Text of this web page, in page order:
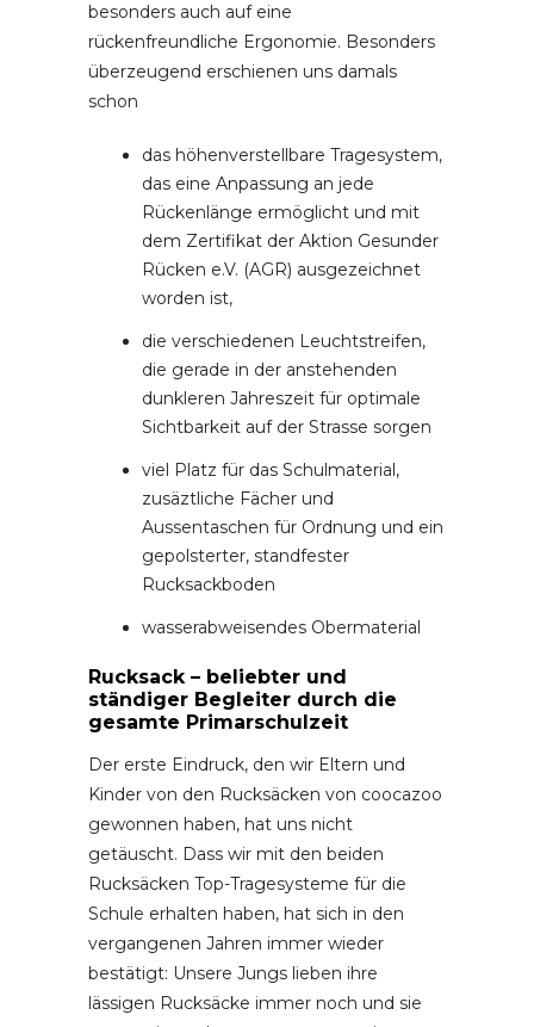
besonders auch auf eine
rückenfreundliche Ergonomie. Besonders
überzeugend erschienen uns damals
schon
das höhenverstellbare Tragesystem,
das eine Anpassung an jede
Rückenlänge ermöglicht und mit
dem Zertifikat der Aktion Gesunder
Rücken e.V. (AGR) ausgezeichnet
worden ist,
die verschiedenen Leuchtstreifen,
die gerade in der anstehenden
dunkleren Jahreszeit für optimale
Sichtbarkeit auf der Strasse sorgen
viel Platz für das Schulmaterial,
zusäztliche Fächer und
Aussentaschen für Ordnung und ein
gepolsterter, standfester
Rucksackboden
wasserabweisendes Obermaterial
Rucksack – beliebter und
ständiger Begleiter durch die
gesamte Primarschulzeit
Der erste Eindruck, den wir Eltern und
Kinder von den Rucksäcken von coocazoo
gewonnen haben, hat uns nicht
getäuscht. Dass wir mit den beiden
Rucksäcken Top-Tragesysteme für die
Schule erhalten haben, hat sich in den
vergangenen Jahren immer wieder
bestätigt: Unsere Jungs lieben ihre
lässigen Rucksäcke immer noch und sie